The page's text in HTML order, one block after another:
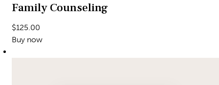
Family Counseling
$125.00
Buy now